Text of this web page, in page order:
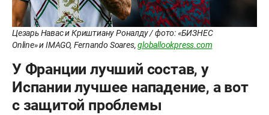
Цезарь Навас и Криштиану Роналду / фото: «БИЗНЕС
Online» и IMAGO, Fernando Soares,globallookpress.com
У Франции лучший состав, у
Испании лучшее нападение, а вот
с защитой проблемы